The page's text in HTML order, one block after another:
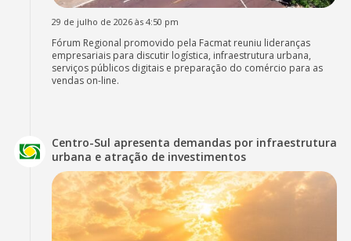
29 de julho de 2026 às 4:50 pm
Fórum Regional promovido pela Facmat reuniu lideranças
empresariais para discutir logística, infraestrutura urbana,
serviços públicos digitais e preparação do comércio para as
vendas on-line.
Centro-Sul apresenta demandas por infraestrutura
urbana e atração de investimentos